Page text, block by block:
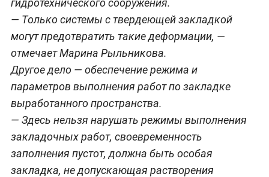
гидротехнического сооружения.
— Только системы с твердеющей закладкой
могут предотвратить такие деформации, —
отмечает Марина Рыльникова.
Другое дело — обеспечение режима и
параметров выполнения работ по закладке
выработанного пространства.
— Здесь нельзя нарушать режимы выполнения
закладочных работ, своевременность
заполнения пустот, должна быть особая
закладка, не допускающая растворения